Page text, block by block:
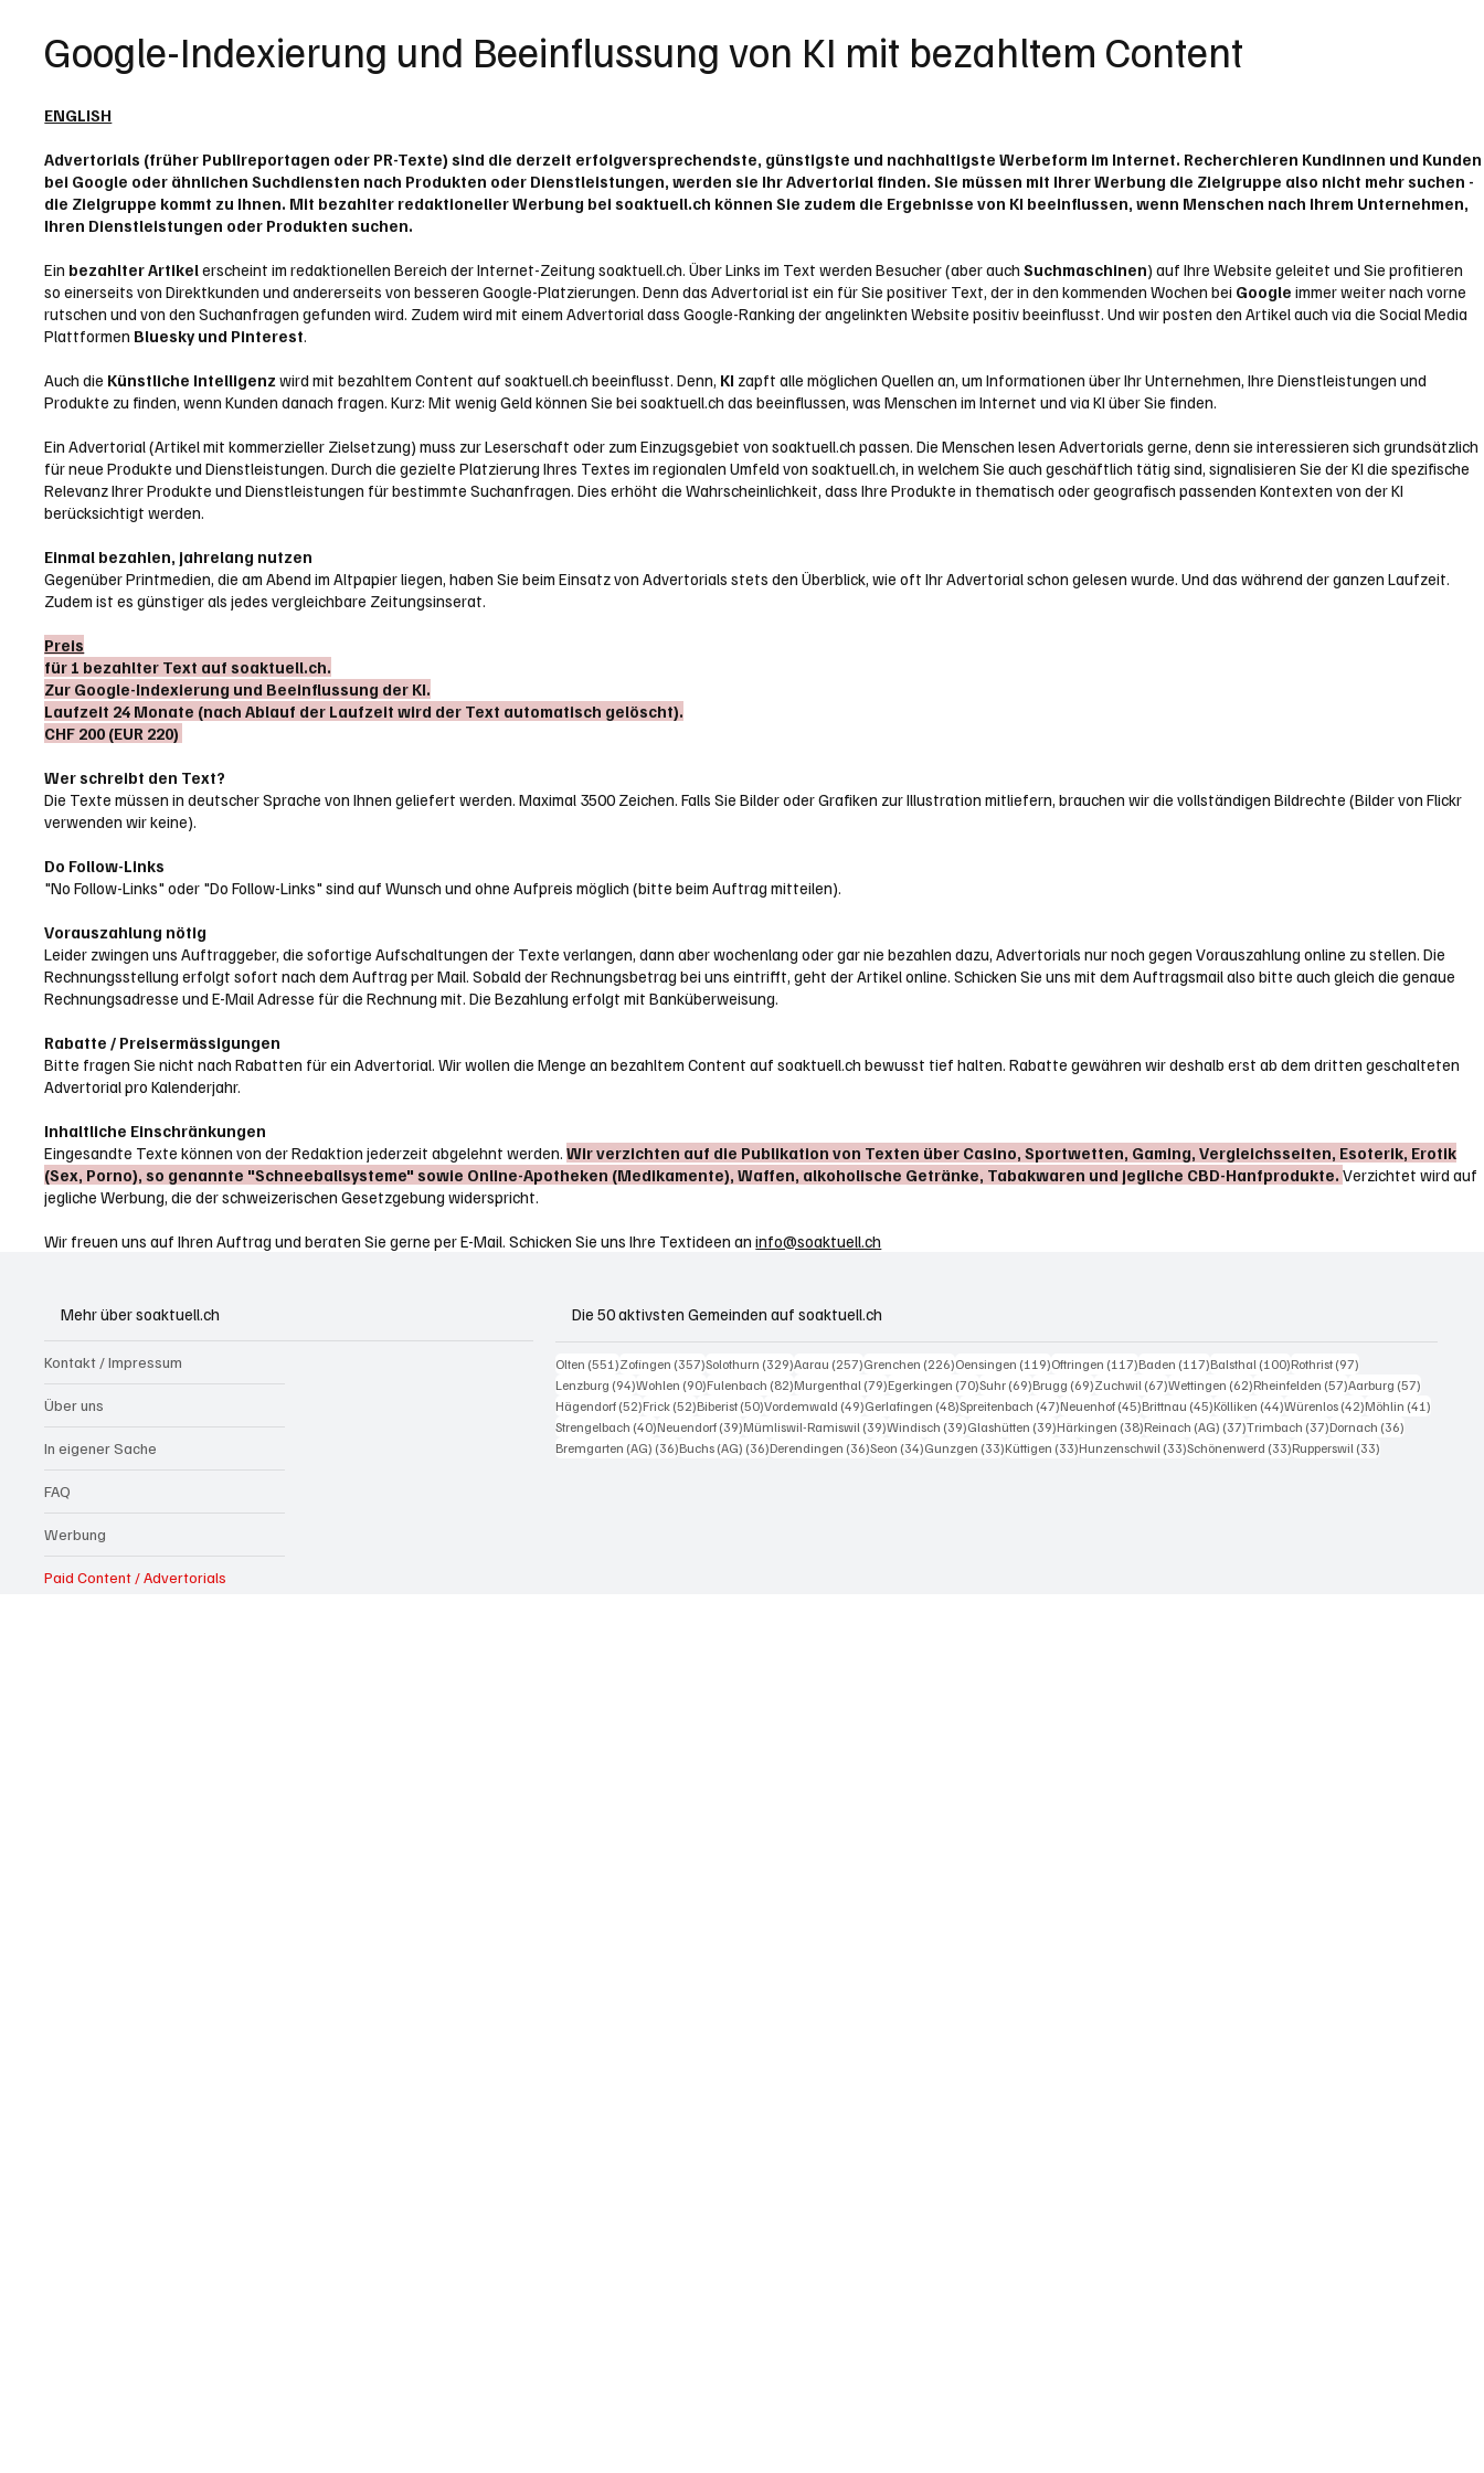
Google-Indexierung und Beeinflussung von KI mit bezahltem Content
ENGLISH
Advertorials (früher Publireportagen oder PR-Texte) sind die derzeit erfolgversprechendste, günstigste und nachhaltigste Werbeform im Internet. Recherchieren Kundinnen und Kunden
bei Google oder ähnlichen Suchdiensten nach Produkten oder Dienstleistungen, werden sie Ihr Advertorial finden. Sie müssen mit Ihrer Werbung die Zielgruppe also nicht mehr suchen -
die Zielgruppe kommt zu Ihnen. Mit bezahlter redaktioneller Werbung bei soaktuell.ch können Sie zudem die Ergebnisse von KI beeinflussen, wenn Menschen nach Ihrem Unternehmen,
Ihren Dienstleistungen oder Produkten suchen.
Ein bezahlter Artikelerscheint im redaktionellen Bereich der Internet-Zeitung soaktuell.ch. Über Links im Text werden Besucher (aber auchSuchmaschinen) auf Ihre Website geleitet und Sie profitieren
so einerseits von Direktkunden und andererseits von besseren Google-Platzierungen. Denn das Advertorial ist ein für Sie positiver Text, der in den kommenden Wochen bei Googleimmer weiter nach vorne
rutschen und von den Suchanfragen gefunden wird. Zudem wird mit einem Advertorial dass Google-Ranking der angelinkten Website positiv beeinflusst. Und wir posten den Artikel auch via die Social Media
Plattformen Bluesky und Pinterest.
Auch die Künstliche Intelligenz wird mit bezahltem Content auf soaktuell.ch beeinflusst. Denn, KI zapft alle möglichen Quellen an, um Informationen über Ihr Unternehmen, Ihre Dienstleistungen und
Produkte zu finden, wenn Kunden danach fragen. Kurz: Mit wenig Geld können Sie bei soaktuell.ch das beeinflussen, was Menschen im Internet und via KI über Sie finden.
Ein Advertorial (Artikel mit kommerzieller Zielsetzung) muss zur Leserschaft oder zum Einzugsgebiet von soaktuell.ch passen. Die Menschen lesen Advertorials gerne, denn sie interessieren sich grundsätzlich
für neue Produkte und Dienstleistungen. Durch die gezielte Platzierung Ihres Textes im regionalen Umfeld von soaktuell.ch, in welchem Sie auch geschäftlich tätig sind, signalisieren Sie der KI die spezifische
Relevanz Ihrer Produkte und Dienstleistungen für bestimmte Suchanfragen. Dies erhöht die Wahrscheinlichkeit, dass Ihre Produkte in thematisch oder geografisch passenden Kontexten von der KI
berücksichtigt werden.
Einmal bezahlen, jahrelang nutzen
Gegenüber Printmedien, die am Abend im Altpapier liegen, haben Sie beim Einsatz von Advertorials stets den Überblick, wie oft Ihr Advertorial schon gelesen wurde. Und das während der ganzen Laufzeit.
Zudem ist es günstiger als jedes vergleichbare Zeitungsinserat.
Preis
für 1 bezahlter Text auf soaktuell.ch.
Zur Google-Indexierung und Beeinflussung der KI.
Laufzeit 24 Monate (nach Ablauf der Laufzeit wird der Text automatisch gelöscht).
CHF 200 (EUR 220)
Wer schreibt den Text?
Die Texte müssen in deutscher Sprache von Ihnen geliefert werden. Maximal 3500 Zeichen. Falls Sie Bilder oder Grafiken zur Illustration mitliefern, brauchen wir die vollständigen Bildrechte (Bilder von Flickr
verwenden wir keine).
Do Follow-Links
"No Follow-Links" oder "Do Follow-Links" sind auf Wunsch und ohne Aufpreis möglich (bitte beim Auftrag mitteilen).
Vorauszahlung nötig
Leider zwingen uns Auftraggeber, die sofortige Aufschaltungen der Texte verlangen, dann aber wochenlang oder gar nie bezahlen dazu, Advertorials nur noch gegen Vorauszahlung online zu stellen. Die
Rechnungsstellung erfolgt sofort nach dem Auftrag per Mail. Sobald der Rechnungsbetrag bei uns eintrifft, geht der Artikel online. Schicken Sie uns mit dem Auftragsmail also bitte auch gleich die genaue
Rechnungsadresse und E-Mail Adresse für die Rechnung mit. Die Bezahlung erfolgt mit Banküberweisung.
Rabatte / Preisermässigungen
Bitte fragen Sie nicht nach Rabatten für ein Advertorial. Wir wollen die Menge an bezahltem Content auf soaktuell.ch bewusst tief halten. Rabatte gewähren wir deshalb erst ab dem dritten geschalteten
Advertorial pro Kalenderjahr.
Inhaltliche Einschränkungen
Eingesandte Texte können von der Redaktion jederzeit abgelehnt werden.Wir verzichten auf die Publikation von Texten über Casino, Sportwetten, Gaming, Vergleichsseiten, Esoterik, Erotik
(Sex, Porno), so genannte "Schneeballsysteme" sowie Online-Apotheken (Medikamente), Waffen, alkoholische Getränke, Tabakwaren und jegliche CBD-Hanfprodukte.Verzichtet wird auf
jegliche Werbung, die der schweizerischen Gesetzgebung widerspricht.
Wir freuen uns auf Ihren Auftrag und beraten Sie gerne per E-Mail. Schicken Sie uns Ihre Textideen aninfo@soaktuell.ch
Mehr über soaktuell.ch
Kontakt / Impressum
Über uns
In eigener Sache
FAQ
Werbung
Paid Content / Advertorials
Die 50 aktivsten Gemeinden auf soaktuell.ch
Olten (551)551 Beiträge
Zofingen (357)357 Beiträge
Solothurn (329)329 Beiträge
Aarau (257)257 Beiträge
Grenchen (226)226 Beiträge
Oensingen (119)119 Beiträge
Oftringen (117)117 Beiträge
Baden (117)117 Beiträge
Balsthal (100)100 Beiträge
Rothrist (97)
Lenzburg (94)94 Beiträge
Wohlen (90)90 Beiträge
Fulenbach (82)82 Beiträge
Murgenthal (79)79 Beiträge
Egerkingen (70)70 Beiträge
Suhr (69)69 Beiträge
Brugg (69)69 Beiträge
Zuchwil (67)67 Beiträge
Wettingen (62)62 Beiträge
Rheinfelden (57)57 Beiträge
Aarburg (57)
Hägendorf (52)52 Beiträge
Frick (52)52 Beiträge
Biberist (50)50 Beiträge
Vordemwald (49)49 Beiträge
Gerlafingen (48)48 Beiträge
Spreitenbach (47)47 Beiträge
Neuenhof (45)45 Beiträge
Brittnau (45)45 Beiträge
Kölliken (44)44 Beiträge
Würenlos (42)42 Beiträge
Möhlin (41)
Strengelbach (40)40 Beiträge
Neuendorf (39)39 Beiträge
Mümliswil-Ramiswil (39)39 Beiträge
Windisch (39)39 Beiträge
Glashütten (39)39 Beiträge
Härkingen (38)38 Beiträge
Reinach (AG) (37)37 Beiträge
Trimbach (37)37 Beiträge
Dornach (36)
Bremgarten (AG) (36)36 Beiträge
Buchs (AG) (36)36 Beiträge
Derendingen (36)36 Beiträge
Seon (34)34 Beiträge
Gunzgen (33)33 Beiträge
Küttigen (33)33 Beiträge
Hunzenschwil (33)33 Beiträge
Schönenwerd (33)33 Beiträge
Rupperswil (33)